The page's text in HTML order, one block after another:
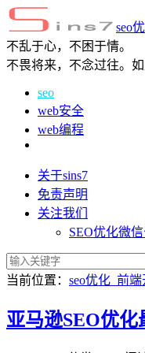
seo
不乱于心，不困于情。
不畏将来，不念过往。如
seo
web安全
web编程
关于sins7
免责声明
关注我们
SEO优化微
当前位置： seo优化_前
亚马逊SEO优